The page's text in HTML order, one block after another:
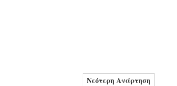
Νεότερη Ανάρτηση